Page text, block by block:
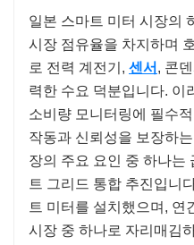
일본 스마트 미터 시장의
시장 점유율을 차지하며
로 전력 계전기, 센서 , 콘
력한 수요 덕분입니다. 이
소비량 모니터링에 필수
작동과 신뢰성을 보장하
장의 주요 요인 중 하나는
트 그리드 통합 추진입니
트 미터를 설치했으며, 연
시장 중 하나로 자리매김